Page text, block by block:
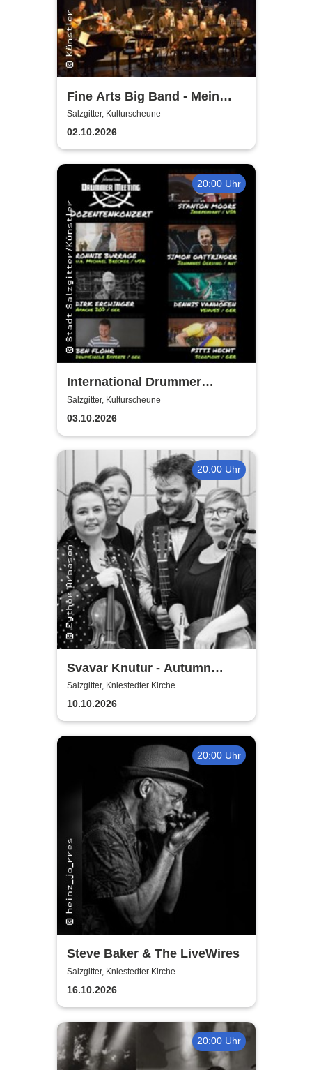
Fine Arts Big Band - Mein
amerikanischer Traum - True
Stories
Salzgitter, Kulturscheune
02.10.2026
20:00 Uhr
International Drummer
Meeting Konzert |
Kulturscheune
Salzgitter, Kulturscheune
03.10.2026
20:00 Uhr
Svavar Knutur - Autumn
String Trio Tour
Salzgitter, Kniestedter Kirche
10.10.2026
20:00 Uhr
Steve Baker & The LiveWires
Salzgitter, Kniestedter Kirche
16.10.2026
20:00 Uhr